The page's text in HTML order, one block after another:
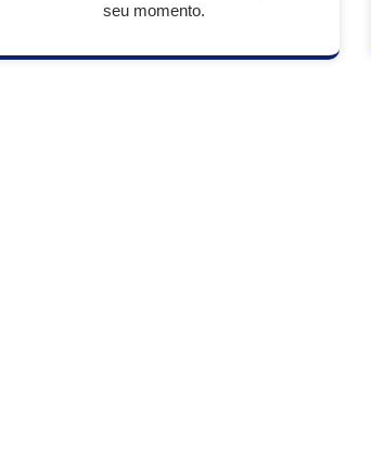
seu momento.